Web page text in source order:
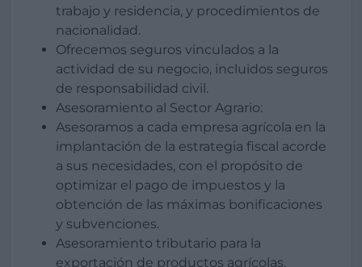
trabajo y residencia, y procedimientos de
nacionalidad.
Ofrecemos seguros vinculados a la
actividad de su negocio, incluidos seguros
de responsabilidad civil.
Asesoramiento al Sector Agrario:
Asesoramos a cada empresa agrícola en la
implantación de la estrategia fiscal acorde
a sus necesidades, con el propósito de
optimizar el pago de impuestos y la
obtención de las máximas bonificaciones
y subvenciones.
Asesoramiento tributario para la
exportación de productos agrícolas.